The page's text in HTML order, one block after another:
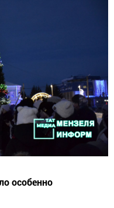
особенно